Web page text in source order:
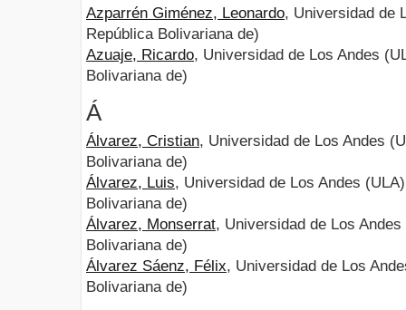
Azparrén Giménez, Leonardo, Universidad de
República Bolivariana de)
Azuaje, Ricardo, Universidad de Los Andes
Bolivariana de)
Á
Álvarez, Cristian, Universidad de Los Andes
Bolivariana de)
Álvarez, Luis, Universidad de Los Andes
Bolivariana de)
Álvarez, Monserrat, Universidad de Los
Bolivariana de)
Álvarez Sáenz, Félix, Universidad de Los
Bolivariana de)